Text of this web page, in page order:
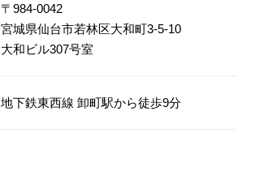
〒984-0042
宮城県仙台市若林区大和町3-5-10
大和ビル307号室
地下鉄東西線 卸町駅から徒歩9分